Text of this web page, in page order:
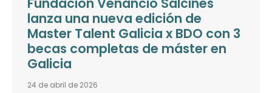
lanza una nueva edición de
Master Talent Galicia x BDO con 3
becas completas de máster en
Galicia
24 de abril de 2026